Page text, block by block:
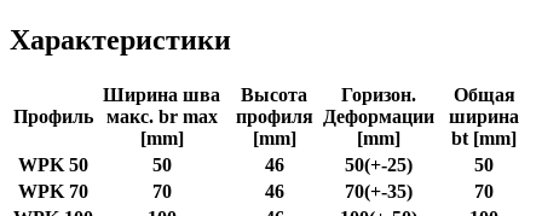
Характеристики
Профиль
Ширина шва
макс. br max
[mm]
Высота
профиля
[mm]
Горизон.
Деформации
[mm]
Общая
ширина
bt [mm]
WPK 50
50 46 50(+-25)
50
WPK 70
70 46 70(+-35)
70